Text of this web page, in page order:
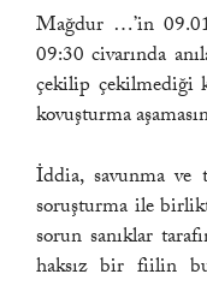
Mağdur …’in
09:30 civarında
çekilip çekilmediği
kovuşturma
İddia, savunma ve
soruşturma ile
sorun sanıklar
haksız bir fiilin